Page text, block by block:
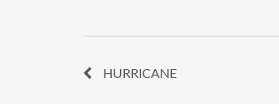
HURRICANE